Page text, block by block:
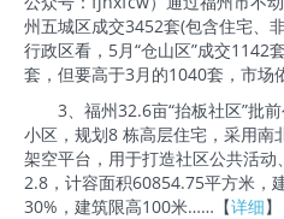
州五城区成交3452套(包含住宅、
行政区看，5月“仓山区”成交1142
套，但要高于3月的1040套，市场
3、福州32.6亩“抬板社区”批前
小区，规划8 栋高层住宅，采用南
架空平台，用于打造社区公共活
2.8，计容面积60854.75平方米，
30%，建筑限高100米……【详细】